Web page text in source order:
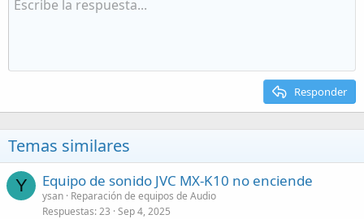
Responder
Temas similares
Y Equipo de sonido JVC MX-K10 no enciende
ysan Reparación de equipos de Audio
Respuestas 23 Sep 4, 2025